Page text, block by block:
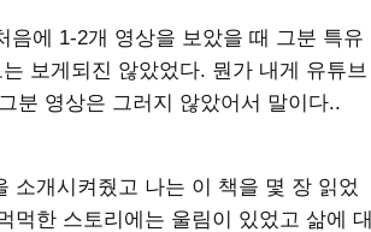
에 1-2개 영상을 보았을 때 그분 특유
보게되진 않았었다. 뭔가 내게 유튜브
분 영상은 그러지 않았어서 말이다..
소개시켜줬고 나는 이 책을 몇 장 읽었
먹한 스토리에는 울림이 있었고 삶에 대